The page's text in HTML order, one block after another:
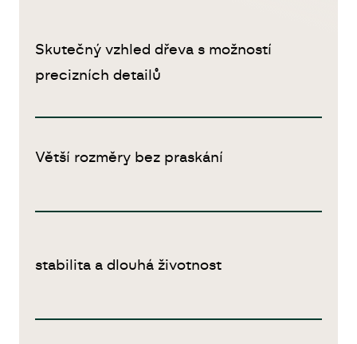
Skutečný vzhled dřeva s možností
precizních detailů
Větší rozměry bez praskání
stabilita a dlouhá životnost